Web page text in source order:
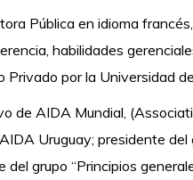
Pública en idioma
habilidades
por la Universidad
de AIDA Mundial,
Uruguay; presidente del
grupo “Principios